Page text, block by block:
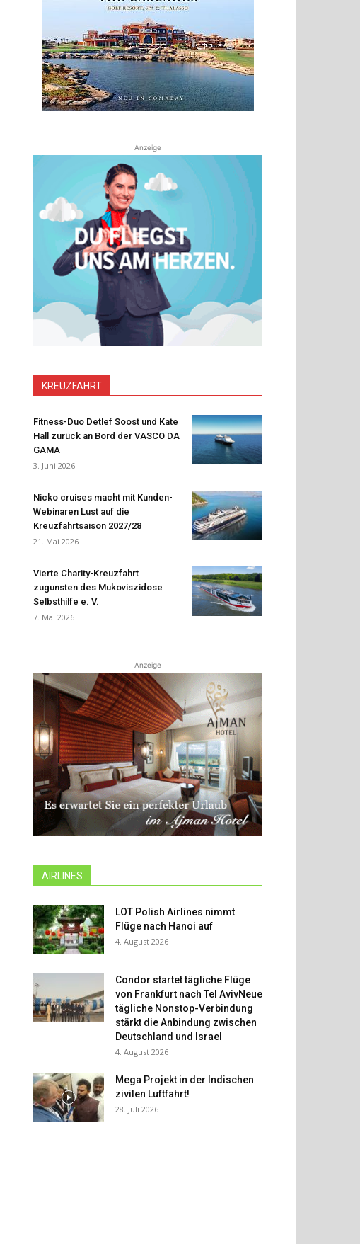
Anzeige
KREUZFAHRT
Fitness-Duo Detlef Soost und Kate
Hall zurück an Bord der VASCO DA
GAMA
3. Juni 2026
Nicko cruises macht mit Kunden-
Webinaren Lust auf die
Kreuzfahrtsaison 2027/28
21. Mai 2026
Vierte Charity-Kreuzfahrt
zugunsten des Mukoviszidose
Selbsthilfe e. V.
7. Mai 2026
Anzeige
AIRLINES
LOT Polish Airlines nimmt
Flüge nach Hanoi auf
4. August 2026
Condor startet tägliche Flüge
von Frankfurt nach Tel AvivNeue
tägliche Nonstop-Verbindung
stärkt die Anbindung zwischen
Deutschland und Israel
4. August 2026
Mega Projekt in der Indischen
zivilen Luftfahrt!
28. Juli 2026